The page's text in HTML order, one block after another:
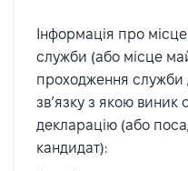
Інформація про
служби (або місце
проходження служби
зв’язку з якою виник
декларацію (або
кандидат):